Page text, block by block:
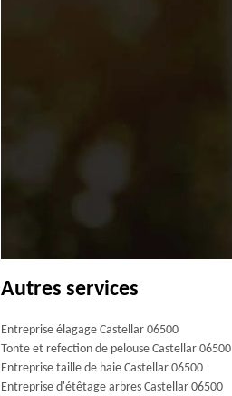
Autres services
Entreprise élagage Castellar 06500
Tonte et refection de pelouse Castellar 06500
Entreprise taille de haie Castellar 06500
Entreprise d'étêtage arbres Castellar 06500